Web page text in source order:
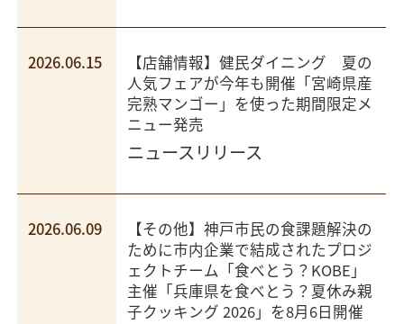
2026.06.15
【店舗情報】健民ダイニング 夏の
人気フェアが今年も開催「宮崎県産
完熟マンゴー」を使った期間限定メ
ニュー発売
ニュースリリース
2026.06.09
【その他】神戸市民の食課題解決の
ために市内企業で結成されたプロジ
ェクトチーム「食べとう？KOBE」
主催「兵庫県を食べとう？夏休み親
子クッキング 2026」を8月6日開催